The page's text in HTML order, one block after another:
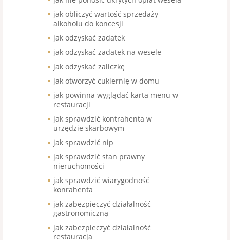
jak obliczyć wartość sprzedaży
alkoholu do koncesji
jak odzyskać zadatek
jak odzyskać zadatek na wesele
jak odzyskać zaliczkę
jak otworzyć cukiernię w domu
jak powinna wyglądać karta menu w
restauracji
jak sprawdzić kontrahenta w
urzędzie skarbowym
jak sprawdzić nip
jak sprawdzić stan prawny
nieruchomości
jak sprawdzić wiarygodność
konrahenta
jak zabezpieczyć działalność
gastronomiczną
jak zabezpieczyć działalność
restauracja